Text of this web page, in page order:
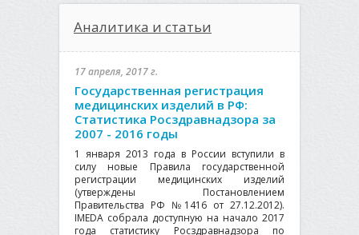
Аналитика и статьи
17 апреля, 2017 г.
Государственная регистрация
медицинских изделий в РФ:
Статистика Росздравнадзора за
2007 - 2016 годы
1 января 2013 года в России вступили в
силу новые Правила государственной
регистрации медицинских изделий
(утверждены Постановлением
Правительства РФ №1416 от 27.12.2012).
IMEDA собрала доступную на начало 2017
года статистику Росздравнадзора по